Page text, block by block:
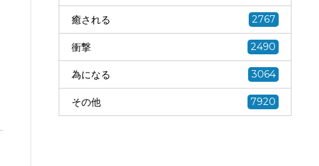
癒される 2767
衝撃 2490
為になる 3064
その他 7920